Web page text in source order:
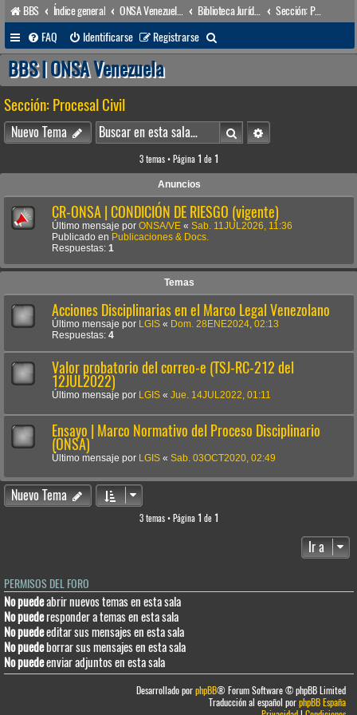
BBS Índice general Biblioteca Jurídica • Dr. Francisco Villarroel •
Sección: Procesal Civil
FAQ
Identificarse Registrarse
u
a
r
BBS | ONSA Venezuela
Sección: Procesal Civil
Nuevo Tema BuscarBúsqueda avanzada
3 temas • Página 1 de 1
Anuncios
CR-ONSA | CONDICIÓN DE RIESGO (vigente)
Último mensaje por ONSA/VE « Sab. 11JUL2026, 11:36
Publicado en Publicaciones & Docs.
Respuestas: 1
Temas
Acciones Disciplinarias en el Marco Legal Venezolano
Último mensaje por LGIS « Dom. 28ENE2024, 02:13
Respuestas: 4
Valor probatorio del correo-e (TSJ-RC-212 del
12JUL2022)
Último mensaje por LGIS « Jue. 14JUL2022, 01:11
Ensayo | Marco Normativo del Proceso Disciplinario
(ONSA)
Último mensaje por LGIS « Sab. 03OCT2020, 02:49
Nuevo Tema
3 temas • Página 1 de 1
Ir a
PERMISOS DEL FORO
No puedeabrir nuevos temas en esta sala
No puederesponder a temas en esta sala
No puedeeditar sus mensajes en esta sala
No puedeborrar sus mensajes en esta sala
No puedeenviar adjuntos en esta sala
Desarrollado porphpBB® Forum Software © phpBB Limited
Traducción al español porphpBB España